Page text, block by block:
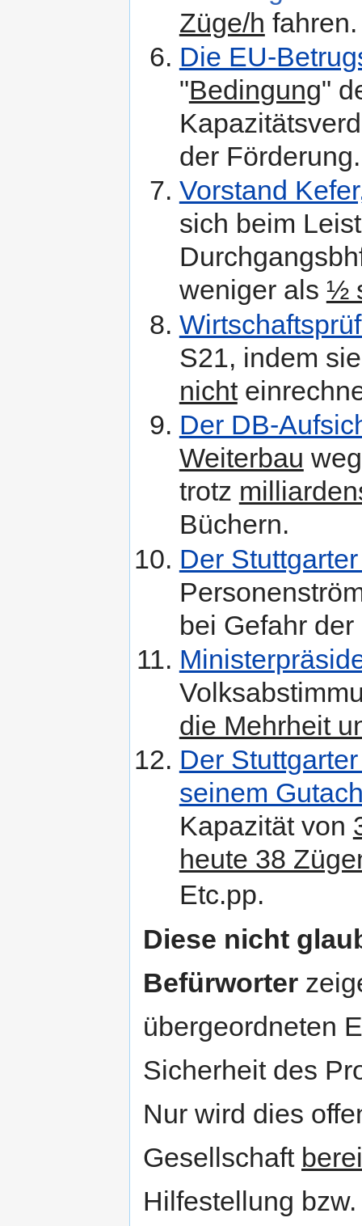
Züge/h fahren.
Die EU-
"Bedingung"
der Förderung.
Vorstand
sich beim
weniger als ½
S21, indem
nicht
Der DB-
Weiterbau
trotz
Büchern.
Der
bei Gefahr
die Mehrheit
Der
seinem
Kapazität von
heute 38
Etc.pp.
Diese nicht
Befürworter
übergeordneten
Sicherheit des
Nur wird dies
Gesellschaft
Hilfestellung